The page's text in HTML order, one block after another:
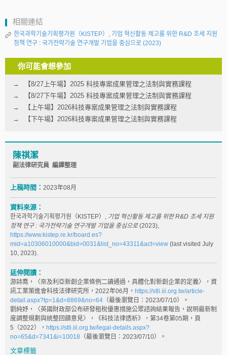
相關連結
한국과학기술기획평가원（KISTEP）, 기업 혁신활동 제고를 위한 R&D 조세 지원
정책 연구 : 국가전략기술 연구개발 기업을 중심으로 (2023)
你可能會想參加
【8/27上午場】2025 科技專案成果管理之法制與實務課程
【8/27下午場】2025 科技專案成果管理之法制與實務課程
【上午場】2026科技專案成果管理之法制與實務課程
【下午場】2026科技專案成果管理之法制與實務課程
陳祺潔
副法律研究員 編譯整理
上稿時間： 2023年08月
資料來源：
한국과학기술기획평가원（KISTEP）, 기업 혁신활동 제고를 위한 R&D 조세 지원
정책 연구 : 국가전략기술 연구개발 기업을 중심으로(2023),
https://www.kistep.re.kr/board.es?
mid=a10306010000&bid=0031&list_no=43311&act=view (last visited July
10, 2023).
延伸閱讀：
游詩喬，〈奈及利亞新創企業條例二讀通過，具體化對新創企業的定義〉，資
訊工業策進會科技法律研究所，2022年06月， https://stli.iii.org.tw/article-
detail.aspx?tp=1&d=8869&no=64 （最後瀏覽日：2023/07/10）。
劉純妤，〈英國財政部公布研發租稅優惠措施公眾諮詢結果報告，說明最新制
度調整規劃與統整回饋意見〉，《科技法律透析》，第34卷第05期，頁
5（2022）， https://stli.iii.org.tw/legal-details.aspx?
no=65&d=7341&i=10018 （最後瀏覽日：2023/07/10）。
文章標籤